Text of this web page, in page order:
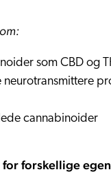
som CBD og
cannabinoider
forskellige